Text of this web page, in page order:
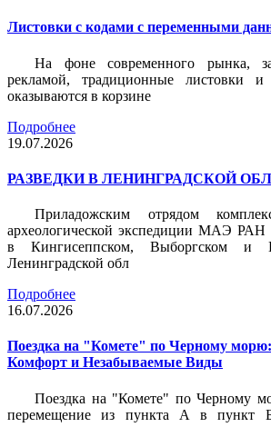
Листовки c кодами с переменными
На фоне современного рынка,
рекламой, традиционные листовки
оказываются в корзине
Подробнее
19.07.2026
РАЗВЕДКИ В ЛЕНИНГРАДСКОЙ
Приладожским отрядом
археологической экспедиции МАЭ РАН
в Кингисеппском, Выборгском и
Ленинградской обл
Подробнее
16.07.2026
Поездка на "Комете" по Черному
Комфорт и Незабываемые Виды
Поездка на "Комете" по Черному
перемещение из пункта А в пункт